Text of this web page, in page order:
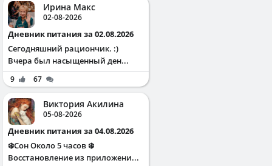
Ирина Макс
02-08-2026
Дневник питания за 02.08.2026
Сегодняшний рациончик. :)
Вчера был насыщенный ден...
9 67
Виктория Акилина
05-08-2026
Дневник питания за 04.08.2026
❄️Сон Около 5 часов ❄️
Восстановление из приложени...